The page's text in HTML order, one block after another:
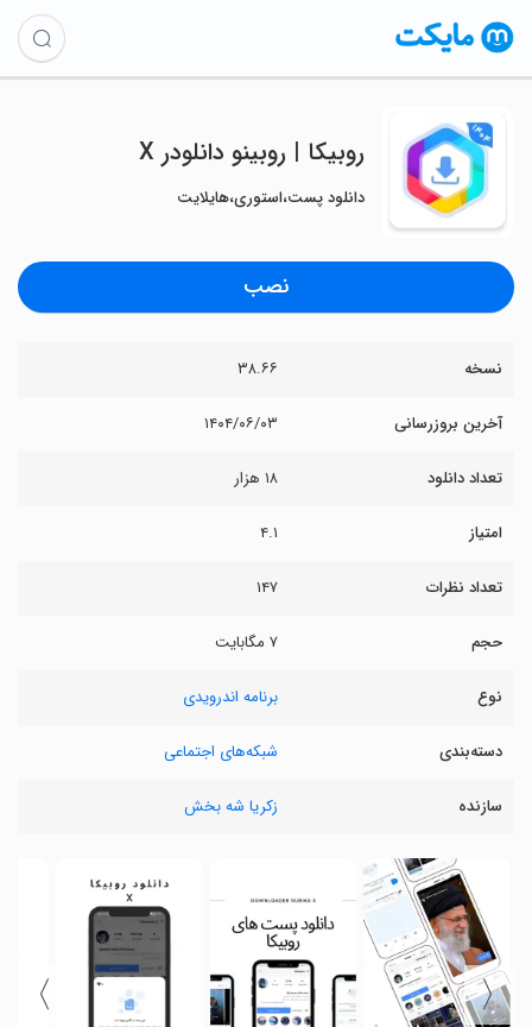
‏روبیکا | روبینو دانلودر X
دانلود پست،استوری،هایلایت
نصب
نسخه ۳۸.۶۶
آخرین بروزرسانی ۱۴۰۴/۰۶/۰۳
تعداد دانلود ۱۸ هزار
امتیاز ۴.۱
تعداد نظرات ۱۴۷
حجم ۷ مگابایت
نوع برنامه اندرویدی
دسته‌بندی شبکه‌های اجتماعی
سازنده زکریا شه بخش
〈
〉